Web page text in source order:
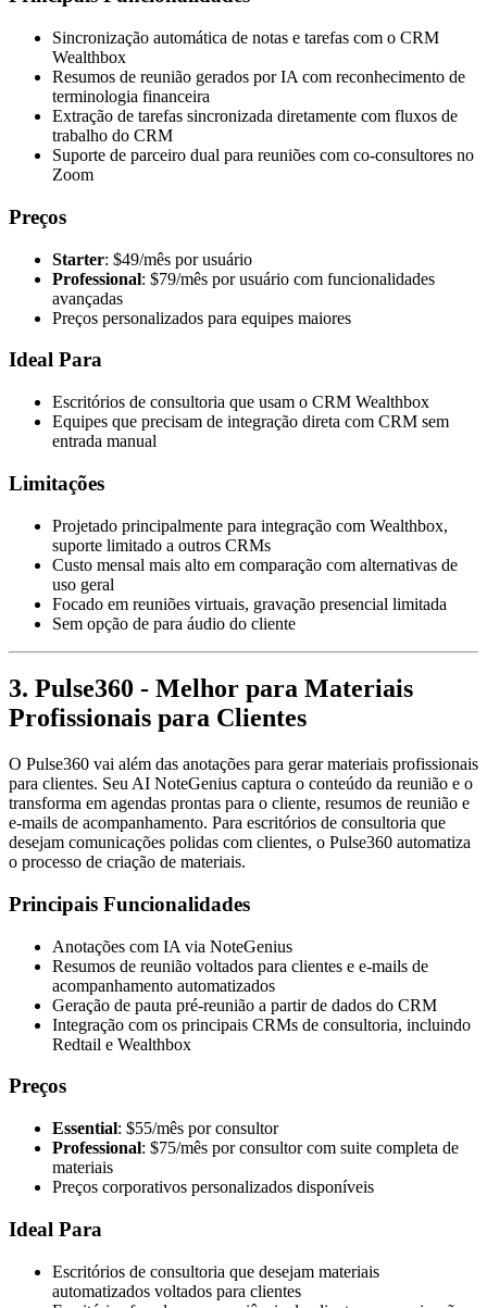
Sincronização automática de notas e tarefas com o CRM
Wealthbox
Resumos de reunião gerados por IA com reconhecimento de
terminologia financeira
Extração de tarefas sincronizada diretamente com fluxos de
trabalho do CRM
Suporte de parceiro dual para reuniões com co-consultores no
Zoom
Preços
Starter: $49/mês por usuário
Professional: $79/mês por usuário com funcionalidades
avançadas
Preços personalizados para equipes maiores
Ideal Para
Escritórios de consultoria que usam o CRM Wealthbox
Equipes que precisam de integração direta com CRM sem
entrada manual
Limitações
Projetado principalmente para integração com Wealthbox,
suporte limitado a outros CRMs
Custo mensal mais alto em comparação com alternativas de
uso geral
Focado em reuniões virtuais, gravação presencial limitada
Sem opção de para áudio do cliente
3. Pulse360 - Melhor para Materiais
Profissionais para Clientes
O Pulse360 vai além das anotações para gerar materiais profissionais
para clientes. Seu AI NoteGenius captura o conteúdo da reunião e o
transforma em agendas prontas para o cliente, resumos de reunião e
e-mails de acompanhamento. Para escritórios de consultoria que
desejam comunicações polidas com clientes, o Pulse360 automatiza
o processo de criação de materiais.
Principais Funcionalidades
Anotações com IA via NoteGenius
Resumos de reunião voltados para clientes e e-mails de
acompanhamento automatizados
Geração de pauta pré-reunião a partir de dados do CRM
Integração com os principais CRMs de consultoria, incluindo
Redtail e Wealthbox
Preços
Essential: $55/mês por consultor
Professional: $75/mês por consultor com suite completa de
materiais
Preços corporativos personalizados disponíveis
Ideal Para
Escritórios de consultoria que desejam materiais
automatizados voltados para clientes